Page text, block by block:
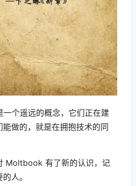
个遥远的概念，它们正在建
做的，就是在拥抱技术的同
Moltbook 有了新的认识，记
人。